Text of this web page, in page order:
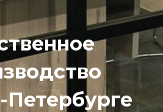
Петербурге